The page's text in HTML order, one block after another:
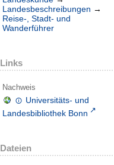
Landesbeschreibungen →
Reise-, Stadt- und
Wanderführer
Links
Nachweis
Universitäts- und
Landesbibliothek Bonn
Dateien